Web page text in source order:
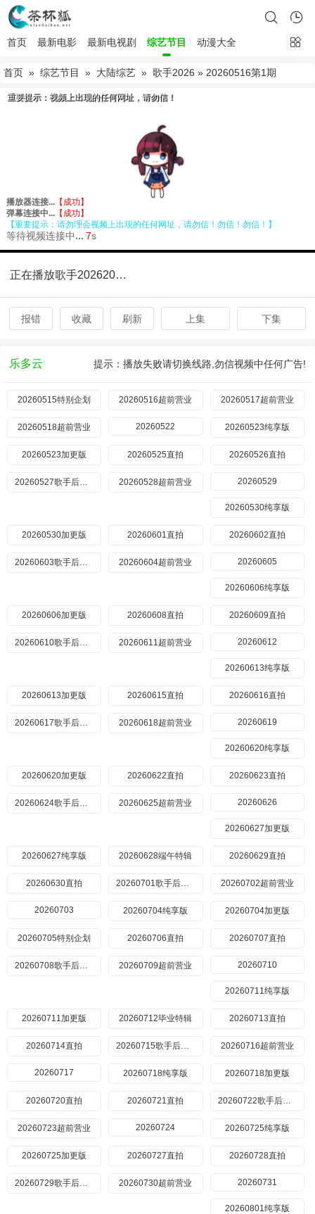
首页 最新电影 最新电视剧 综艺节目 动漫大全
首页 » 综艺节目 » 大陆综艺 » 歌手2026 » 20260516第1期
正在播放歌手202620260516第1期
报错 收藏 刷新 上集 下集
乐多云 提示：播放失败请切换线路,勿信视频中任何广告!
20260515特别企划 20260516超前营业 20260517超前营业
20260518超前营业 20260522 20260523纯享版
20260523加更版 20260525直拍 20260526直拍
20260528超前营业 20260529
20260530纯享版
20260530加更版 20260601直拍 20260602直拍
20260604超前营业 20260605
20260606纯享版
20260606加更版 20260608直拍 20260609直拍
20260611超前营业 20260612
20260613纯享版
20260613加更版 20260615直拍 20260616直拍
20260618超前营业 20260619
20260620纯享版
20260620加更版 20260622直拍 20260623直拍
20260625超前营业 20260626
20260627加更版
20260627纯享版 20260628端午特辑 20260629直拍
20260630直拍 20260702超前营业
20260703 20260704纯享版 20260704加更版
20260705特别企划 20260706直拍 20260707直拍
20260709超前营业 20260710
20260711纯享版
20260711加更版 20260712毕业特辑 20260713直拍
20260714直拍 20260716超前营业
20260717 20260718纯享版 20260718加更版
20260720直拍 20260721直拍 20260722歌手后花园
20260723超前营业 20260724 20260725纯享版
20260725加更版 20260727直拍 20260728直拍
20260730超前营业 20260731
20260801纯享版